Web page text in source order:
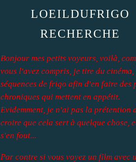
LOEILDUFRIGO
RECHERCHE
Bonjour mes petits voyeurs, voilà,
vous l'avez compris, je tire du cinéma,
séquences de frigo afin d'en faire des
chroniques qui mettent en appétit.
Evidemment, je n'ai pas la prétention
croire que cela sert à quelque chose,
s'en fout...
Par contre si vous voyez un film avec